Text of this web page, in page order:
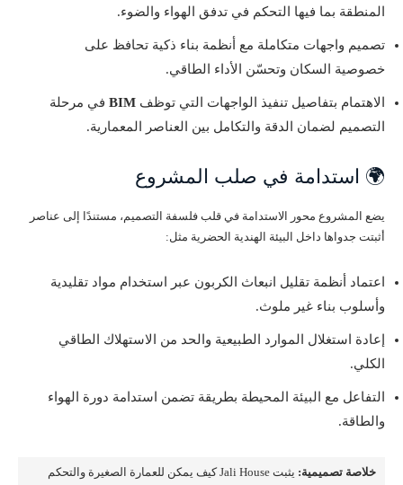
المنطقة بما فيها التحكم في تدفق الهواء والضوء.
تصميم واجهات متكاملة مع أنظمة بناء ذكية تحافظ على
خصوصية السكان وتحسّن الأداء الطاقي.
الاهتمام بتفاصيل تنفيذ الواجهات التي توظف BIM في مرحلة
التصميم لضمان الدقة والتكامل بين العناصر المعمارية.
🌍 استدامة في صلب المشروع
يضع المشروع محور الاستدامة في قلب فلسفة التصميم، مستندًا إلى عناصر
أثبتت جدواها داخل البيئة الهندية الحضرية مثل:
اعتماد أنظمة تقليل انبعاث الكربون عبر استخدام مواد تقليدية
وأسلوب بناء غير ملوث.
إعادة استغلال الموارد الطبيعية والحد من الاستهلاك الطاقي
الكلي.
التفاعل مع البيئة المحيطة بطريقة تضمن استدامة دورة الهواء
والطاقة.
خلاصة تصميمية:
يثبت Jali House كيف يمكن للعمارة الصغيرة والتحكم